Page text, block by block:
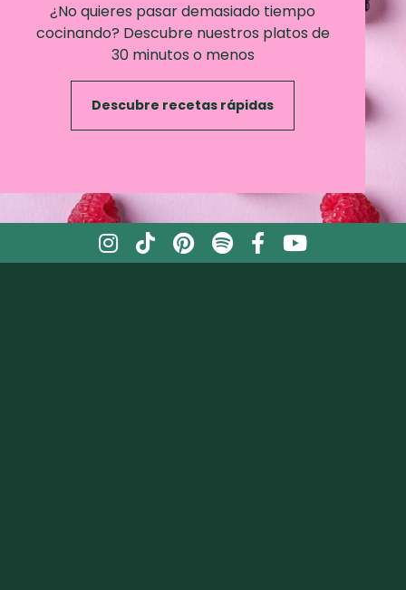
¿No quieres pasar demasiado tiempo
cocinando? Descubre nuestros platos de
30 minutos o menos
Descubre recetas rápidas